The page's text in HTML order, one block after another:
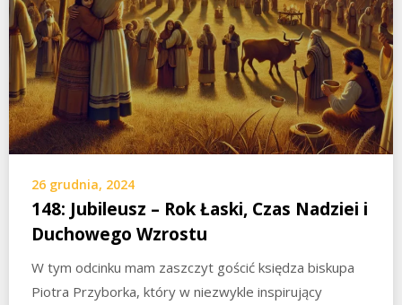
26 grudnia, 2024
148: Jubileusz – Rok Łaski, Czas Nadziei i
Duchowego Wzrostu
W tym odcinku mam zaszczyt gościć księdza biskupa
Piotra Przyborka, który w niezwykle inspirujący